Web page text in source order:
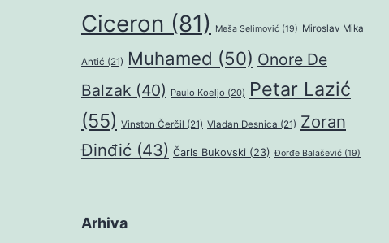
Ciceron (81) Meša Selimović (19) Miroslav Mika
Antić (21) Muhamed (50) Onore De
Balzak (40) Paulo Koeljo (20) Petar Lazić
(55) Vinston Čerčil (21) Vladan Desnica (21) Zoran
Đinđić (43) Čarls Bukovski (23) Đorđe Balašević (19)
Arhiva